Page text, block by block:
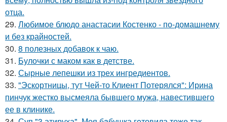
отца.
29. Любимое блюдо анастасии Костенко - по-домашнему
и без крайностей.
30. 8 полезных добавок к чаю.
31. Булочки с маком как в детстве.
32. Сырные лепешки из трех ингредиентов.
33. "Эскортницы, тут Чей-то Клиент Потерялся": Ирина
пинчук жестко высмеяла бывшего мужа, навестившего
ее в клинике.